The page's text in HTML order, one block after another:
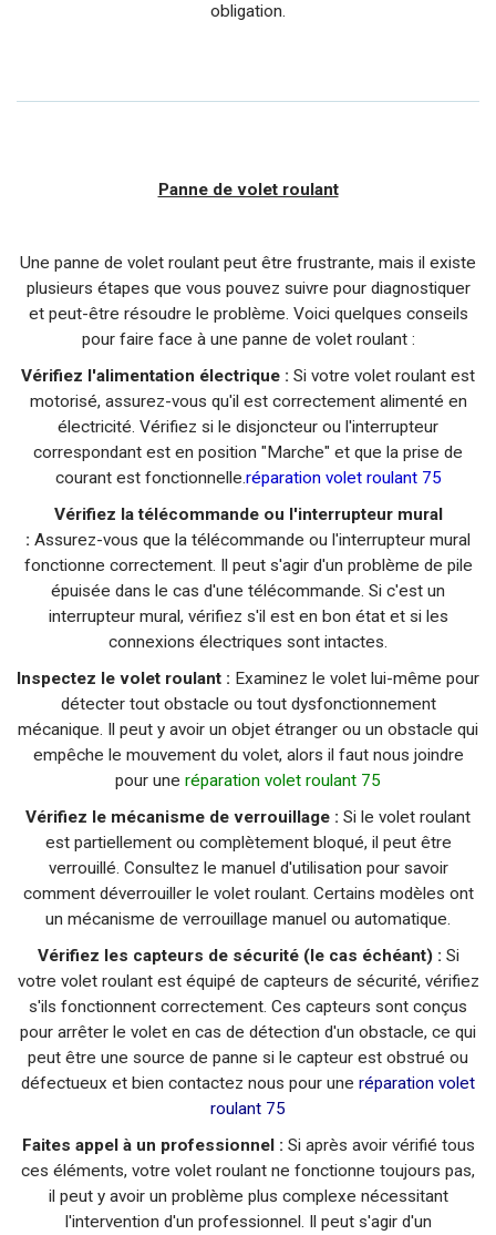
obligation.
Panne de volet roulant
Une panne de volet roulant peut être frustrante, mais il existe
plusieurs étapes que vous pouvez suivre pour diagnostiquer
et peut-être résoudre le problème. Voici quelques conseils
pour faire face à une panne de volet roulant :
Vérifiez l'alimentation électrique : Si votre volet roulant est
motorisé, assurez-vous qu'il est correctement alimenté en
électricité. Vérifiez si le disjoncteur ou l'interrupteur
correspondant est en position "Marche" et que la prise de
courant est fonctionnelle.réparation volet roulant 75
Vérifiez la télécommande ou l'interrupteur mural
: Assurez-vous que la télécommande ou l'interrupteur mural
fonctionne correctement. Il peut s'agir d'un problème de pile
épuisée dans le cas d'une télécommande. Si c'est un
interrupteur mural, vérifiez s'il est en bon état et si les
connexions électriques sont intactes.
Inspectez le volet roulant : Examinez le volet lui-même pour
détecter tout obstacle ou tout dysfonctionnement
mécanique. Il peut y avoir un objet étranger ou un obstacle qui
empêche le mouvement du volet, alors il faut nous joindre
pour une réparation volet roulant 75
Vérifiez le mécanisme de verrouillage : Si le volet roulant
est partiellement ou complètement bloqué, il peut être
verrouillé. Consultez le manuel d'utilisation pour savoir
comment déverrouiller le volet roulant. Certains modèles ont
un mécanisme de verrouillage manuel ou automatique.
Vérifiez les capteurs de sécurité (le cas échéant) : Si
votre volet roulant est équipé de capteurs de sécurité, vérifiez
s'ils fonctionnent correctement. Ces capteurs sont conçus
pour arrêter le volet en cas de détection d'un obstacle, ce qui
peut être une source de panne si le capteur est obstrué ou
défectueux et bien contactez nous pour une réparation volet
roulant 75
Faites appel à un professionnel : Si après avoir vérifié tous
ces éléments, votre volet roulant ne fonctionne toujours pas,
il peut y avoir un problème plus complexe nécessitant
l'intervention d'un professionnel. Il peut s'agir d'un